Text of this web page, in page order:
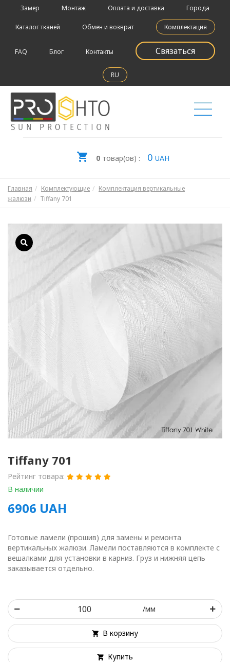
Замер Монтаж Оплата и доставка Города
Каталог тканей Обмен и возврат Комплектация
FAQ Блог Контакты Связаться
RU
0товар(ов) : 0 UAH
Главная Комплектующие
Комплектация вертикальные
жалюзи
Tiffany 701
Tiffany 701
Рейтинг товара:
В наличии
6906 UAH
Готовые ламели (прошив) для замены и ремонта
вертикальных жалюзи. Ламели поставляются в комплекте с
вешалками для установки в карниз. Груз и нижняя цепь
заказывается отдельно.
/мм
В корзину
Купить